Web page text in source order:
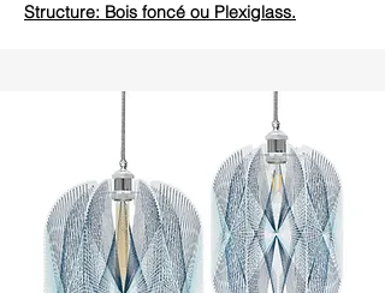
Structure: Bois foncé ou Plexiglass.